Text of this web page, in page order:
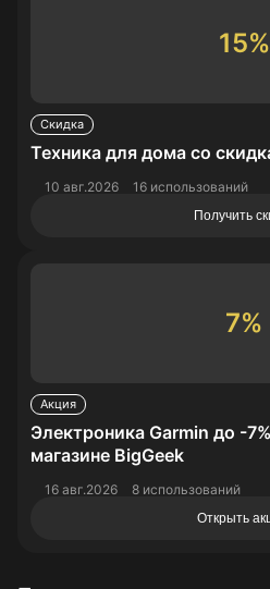
15%
Скидка
Техника для дома со
10 авг.2026 16 использований
Получить
7%
Акция
Электроника Garmin до -
магазине BigGeek
16 авг.2026 8 использований
Открыть